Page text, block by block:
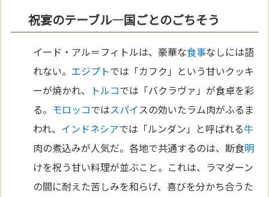
祝宴のテーブル—国ごとのごちそう
イード・アル＝フィトルは、豪華な食事なしには語
れない。 エジプトでは「カフク」という甘いクッキ
ーが焼かれ、
トルコでは「バクラヴァ」が食卓を彩
る。 モロッコではスパイスの効いたラム肉がふるま
われ、 インドネシアでは「ルンダン」と呼ばれる牛
肉の煮込みが人気だ。各地で共通するのは、断食明
けを祝う甘い料理が並ぶこと。これは、ラマダーン
の間に耐えた苦しみを和らげ、喜びを分かち合うた